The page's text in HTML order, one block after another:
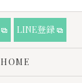
LINE登録
HOME